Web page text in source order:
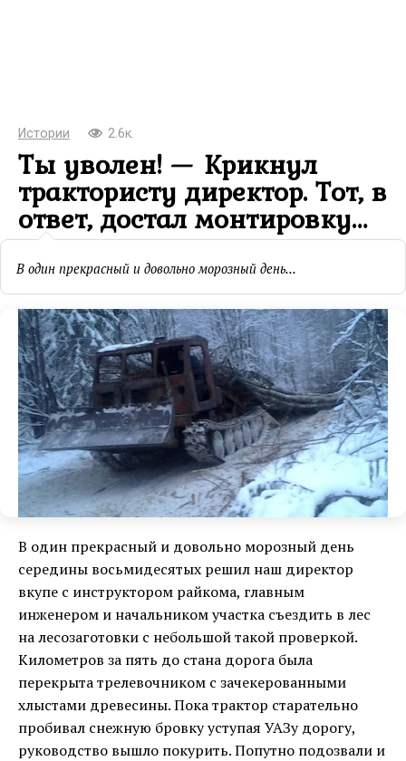
Истории 2.6к.
Ты уволен! — Крикнул
трактористу директор. Тот, в
ответ, достал монтировку…
В один прекрасный и довольно морозный день...
В один прекрасный и довольно морозный день
середины восьмидесятых решил наш директор
вкупе с инструктором райкома, главным
инженером и начальником участка съездить в лес
на лесозаготовки с небольшой такой проверкой.
Километров за пять до стана дорога была
перекрыта трелевочником с зачекерованными
хлыстами древесины. Пока трактор старательно
пробивал снежную бровку уступая УАЗу дорогу,
руководство вышло покурить. Попутно подозвали и